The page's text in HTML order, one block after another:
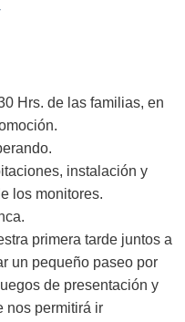
Hrs. de las familias, en
instalación y
los monitores.
primera tarde juntos a
un pequeño paseo por
de presentación y
nos permitirá ir